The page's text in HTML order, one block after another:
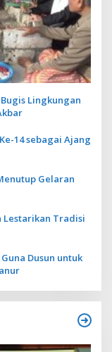
Lingkungan
14 sebagai Ajang
Gelaran
Lestarikan Tradisi
Dusun untuk